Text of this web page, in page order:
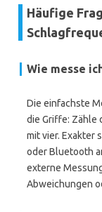
Häufige
Wie messe
Die einfachste
die Griffe: Zähle
mit vier. Exakter
oder Bluetooth
externe
Abweichungen